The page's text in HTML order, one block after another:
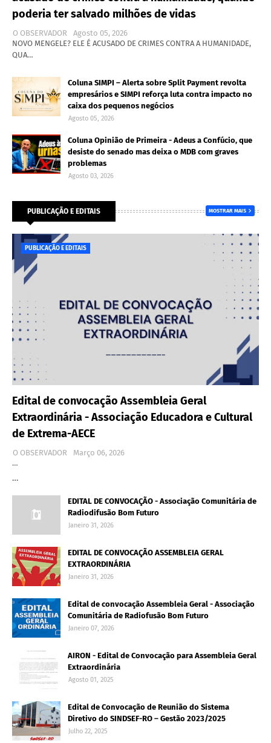
poderia ter salvado milhões de vidas
O OBSERVADOR
Agosto 05, 2026
NOVO MENGELE? ELE É ACUSADO DE CRIMES CONTRA A HUMANIDADE,
QUA…
Coluna SIMPI – Alerta sobre Split Payment revolta
empresários e SIMPI reforça luta contra impacto no
caixa dos pequenos negócios
Agosto 05, 2026
Coluna Opinião de Primeira - Adeus a Confúcio, que
desiste do senado mas deixa o MDB com graves
problemas
Agosto 03, 2026
PUBLICAÇÃO E EDITAIS MOSTRAR MAIS
PUBLICAÇÃO E EDITAIS
Edital de convocação Assembleia Geral
Extraordinária - Associação Educadora e Cultural
de Extrema-AECE
O OBSERVADOR
Março 06, 2026
…
…
EDITAL DE CONVOCAÇÃO - Associação Comunitária de
Radiodifusão Bom Futuro
Janeiro 31, 2026
EDITAL DE CONVOCAÇÃO ASSEMBLEIA GERAL
EXTRAORDINÁRIA
Janeiro 31, 2026
Edital de convocação Assembleia Geral - Associação
Comunitária de Radiofusão Bom Futuro
Janeiro 07, 2026
AIRON - Edital de Convocação para Assembleia Geral
Extraordinária
Agosto 01, 2025
Edital de Convocação de Reunião do Sistema
Diretivo do SINDSEF-RO – Gestão 2023/2025
Julho 22, 2025